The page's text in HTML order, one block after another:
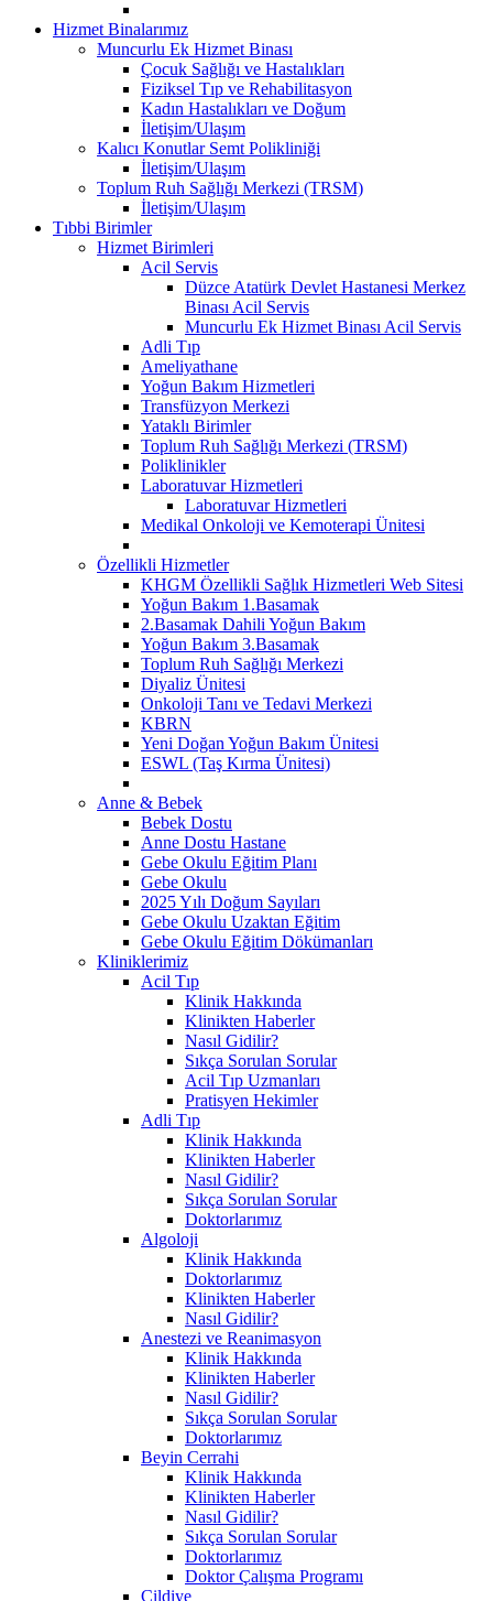
Hizmet Binalarımız
Muncurlu Ek Hizmet Binası
Çocuk Sağlığı ve Hastalıkları
Fiziksel Tıp ve Rehabilitasyon
Kadın Hastalıkları ve Doğum
İletişim/Ulaşım
Kalıcı Konutlar Semt Polikliniği
İletişim/Ulaşım
Toplum Ruh Sağlığı Merkezi (TRSM)
İletişim/Ulaşım
Tıbbi Birimler
Hizmet Birimleri
Acil Servis
Düzce Atatürk Devlet Hastanesi Merkez
Binası Acil Servis
Muncurlu Ek Hizmet Binası Acil Servis
Adli Tıp
Ameliyathane
Yoğun Bakım Hizmetleri
Transfüzyon Merkezi
Yataklı Birimler
Toplum Ruh Sağlığı Merkezi (TRSM)
Poliklinikler
Laboratuvar Hizmetleri
Laboratuvar Hizmetleri
Medikal Onkoloji ve Kemoterapi Ünitesi
Özellikli Hizmetler
KHGM Özellikli Sağlık Hizmetleri Web Sitesi
Yoğun Bakım 1.Basamak
2.Basamak Dahili Yoğun Bakım
Yoğun Bakım 3.Basamak
Toplum Ruh Sağlığı Merkezi
Diyaliz Ünitesi
Onkoloji Tanı ve Tedavi Merkezi
KBRN
Yeni Doğan Yoğun Bakım Ünitesi
ESWL (Taş Kırma Ünitesi)
Anne & Bebek
Bebek Dostu
Anne Dostu Hastane
Gebe Okulu Eğitim Planı
Gebe Okulu
2025 Yılı Doğum Sayıları
Gebe Okulu Uzaktan Eğitim
Gebe Okulu Eğitim Dökümanları
Kliniklerimiz
Acil Tıp
Klinik Hakkında
Klinikten Haberler
Nasıl Gidilir?
Sıkça Sorulan Sorular
Acil Tıp Uzmanları
Pratisyen Hekimler
Adli Tıp
Klinik Hakkında
Klinikten Haberler
Nasıl Gidilir?
Sıkça Sorulan Sorular
Doktorlarımız
Algoloji
Klinik Hakkında
Doktorlarımız
Klinikten Haberler
Nasıl Gidilir?
Anestezi ve Reanimasyon
Klinik Hakkında
Klinikten Haberler
Nasıl Gidilir?
Sıkça Sorulan Sorular
Doktorlarımız
Beyin Cerrahi
Klinik Hakkında
Klinikten Haberler
Nasıl Gidilir?
Sıkça Sorulan Sorular
Doktorlarımız
Doktor Çalışma Programı
Cildiye